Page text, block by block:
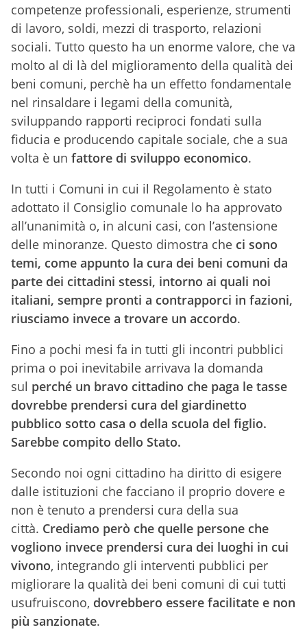
competenze professionali, esperienze, strumenti
di lavoro, soldi, mezzi di trasporto, relazioni
sociali. Tutto questo ha un enorme valore, che va
molto al di là del miglioramento della qualità dei
beni comuni, perchè ha un effetto fondamentale
nel rinsaldare i legami della comunità,
sviluppando rapporti reciproci fondati sulla
fiducia e producendo capitale sociale, che a sua
volta è un fattore di sviluppo economico.
In tutti i Comuni in cui il Regolamento è stato
adottato il Consiglio comunale lo ha approvato
all’unanimità o, in alcuni casi, con l’astensione
delle minoranze. Questo dimostra che ci sono
temi, come appunto la cura dei beni comuni da
parte dei cittadini stessi, intorno ai quali noi
italiani, sempre pronti a contrapporci in fazioni,
riusciamo invece a trovare un accordo.
Fino a pochi mesi fa in tutti gli incontri pubblici
prima o poi inevitabile arrivava la domanda
sul perché un bravo cittadino che paga le tasse
dovrebbe prendersi cura del giardinetto
pubblico sotto casa o della scuola del figlio.
Sarebbe compito dello Stato.
Secondo noi ogni cittadino ha diritto di esigere
dalle istituzioni che facciano il proprio dovere e
non è tenuto a prendersi cura della sua
città. Crediamo però che quelle persone che
vogliono invece prendersi cura dei luoghi in cui
vivono, integrando gli interventi pubblici per
migliorare la qualità dei beni comuni di cui tutti
usufruiscono, dovrebbero essere facilitate e non
più sanzionate.